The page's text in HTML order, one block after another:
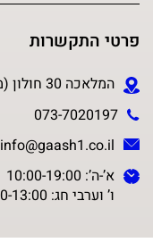
פרטי התקשרות
המלאכה 30 חולון (מתחם גב-ים)
073-7020197
info@gaash1.co.il
א’-ה’: 10:00-19:00
ו’ וערבי חג: 9:00-13:00